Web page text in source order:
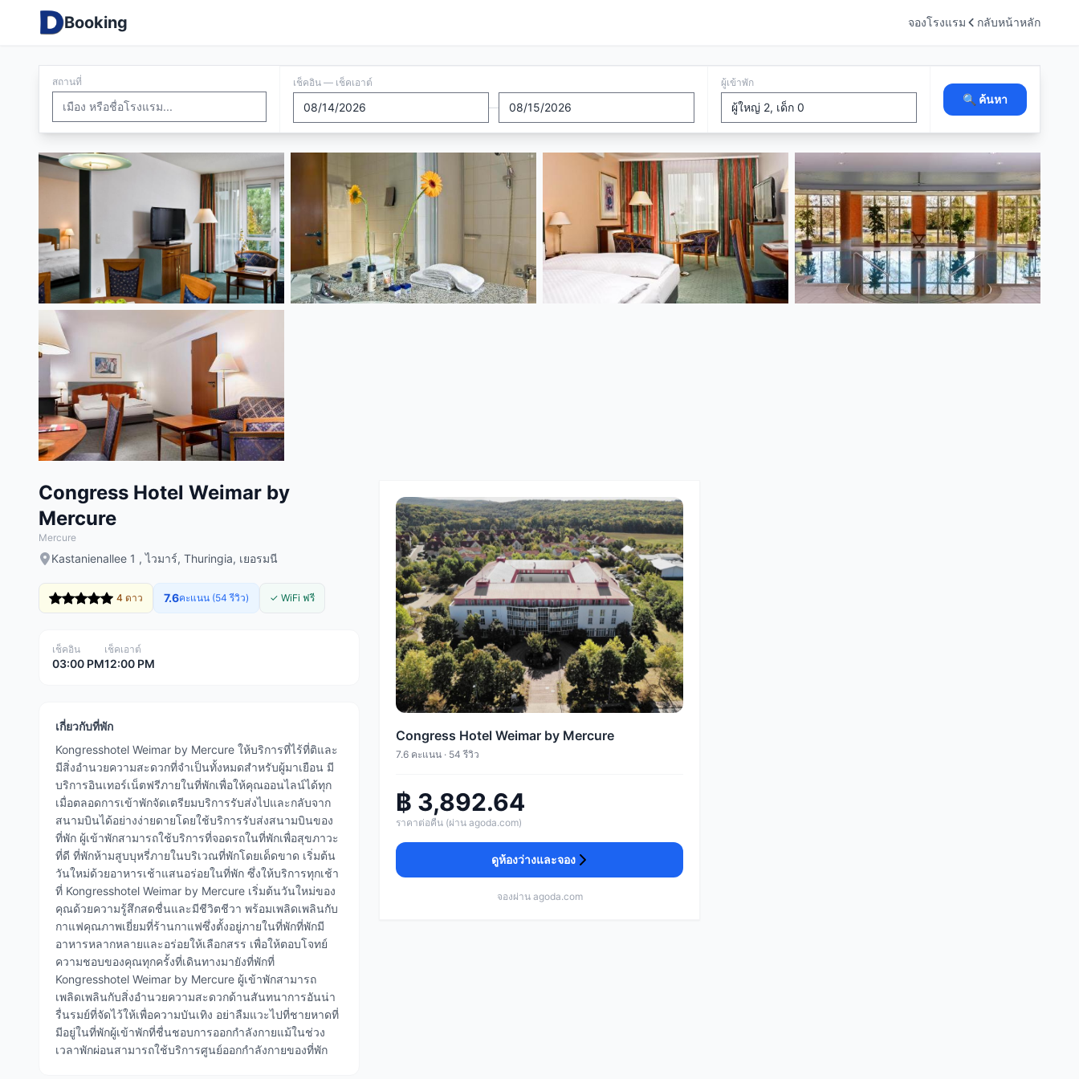
Booking จองโรงแรม กลับหน้าหลัก
สถานที่ เช็คอิน — เช็คเอาต์
—
ผู้เข้าพัก
🔍 ค้นหา
Congress Hotel Weimar by
Mercure
Mercure
Kastanienallee 1 , ไวมาร์, Thuringia, เยอรมนี
4 ดาว 7.6คะแนน (54 รีวิว) ✓ WiFi ฟรี
เช็คอิน
03:00 PM
เช็คเอาต์
12:00 PM
เกี่ยวกับที่พัก
Kongresshotel Weimar by Mercure ให้บริการที่ไร้ที่ติและ
มีสิ่งอำนวยความสะดวกที่จำเป็นทั้งหมดสำหรับผู้มาเยือน มี
บริการอินเทอร์เน็ตฟรีภายในที่พักเพื่อให้คุณออนไลน์ได้ทุก
เมื่อตลอดการเข้าพักจัดเตรียมบริการรับส่งไปและกลับจาก
สนามบินได้อย่างง่ายดายโดยใช้บริการรับส่งสนามบินของ
ที่พัก ผู้เข้าพักสามารถใช้บริการที่จอดรถในที่พักเพื่อสุขภาวะ
ที่ดี ที่พักห้ามสูบบุหรี่ภายในบริเวณที่พักโดยเด็ดขาด เริ่มต้น
วันใหม่ด้วยอาหารเช้าแสนอร่อยในที่พัก ซึ่งให้บริการทุกเช้า
ที่ Kongresshotel Weimar by Mercure เริ่มต้นวันใหม่ของ
คุณด้วยความรู้สึกสดชื่นและมีชีวิตชีวา พร้อมเพลิดเพลินกับ
กาแฟคุณภาพเยี่ยมที่ร้านกาแฟซึ่งตั้งอยู่ภายในที่พักที่พักมี
อาหารหลากหลายและอร่อยให้เลือกสรร เพื่อให้ตอบโจทย์
ความชอบของคุณทุกครั้งที่เดินทางมายังที่พักที่
Kongresshotel Weimar by Mercure ผู้เข้าพักสามารถ
เพลิดเพลินกับสิ่งอำนวยความสะดวกด้านสันทนาการอันน่า
รื่นรมย์ที่จัดไว้ให้เพื่อความบันเทิง อย่าลืมแวะไปที่ชายหาดที่
มีอยู่ในที่พักผู้เข้าพักที่ชื่นชอบการออกกำลังกายแม้ในช่วง
เวลาพักผ่อนสามารถใช้บริการศูนย์ออกกำลังกายของที่พัก
Congress Hotel Weimar by Mercure
7.6 คะแนน · 54 รีวิว
฿ 3,892.64
ราคาต่อคืน (ผ่าน agoda.com)
ดูห้องว่างและจอง
จองผ่าน agoda.com